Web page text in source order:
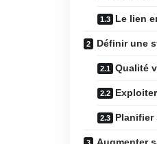
Le lien
Définir une
Qualité